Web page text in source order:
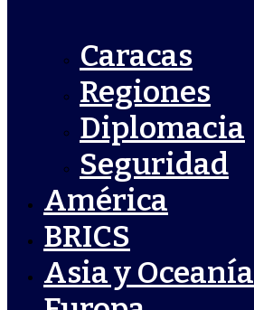
Caracas
Regiones
Diplomacia
Seguridad
América
BRICS
Asia y Oceanía